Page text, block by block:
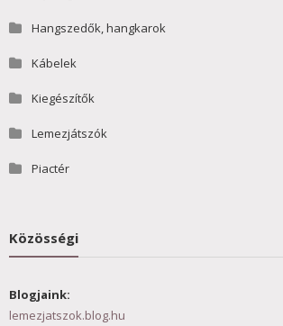
Hangszedők, hangkarok
Kábelek
Kiegészítők
Lemezjátszók
Piactér
Közösségi
Blogjaink:
lemezjatszok.blog.hu